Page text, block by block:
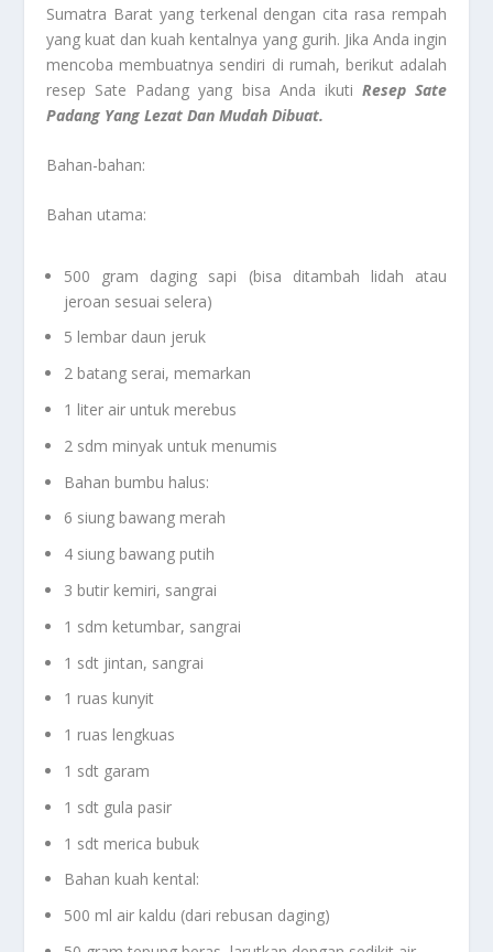
Sumatra Barat yang terkenal dengan cita rasa rempah
yang kuat dan kuah kentalnya yang gurih. Jika Anda ingin
mencoba membuatnya sendiri di rumah, berikut adalah
resep Sate Padang yang bisa Anda ikuti Resep Sate
Padang Yang Lezat Dan Mudah Dibuat.
Bahan-bahan:
Bahan utama:
500 gram daging sapi (bisa ditambah lidah atau
jeroan sesuai selera)
5 lembar daun jeruk
2 batang serai, memarkan
1 liter air untuk merebus
2 sdm minyak untuk menumis
Bahan bumbu halus:
6 siung bawang merah
4 siung bawang putih
3 butir kemiri, sangrai
1 sdm ketumbar, sangrai
1 sdt jintan, sangrai
1 ruas kunyit
1 ruas lengkuas
1 sdt garam
1 sdt gula pasir
1 sdt merica bubuk
Bahan kuah kental:
500 ml air kaldu (dari rebusan daging)